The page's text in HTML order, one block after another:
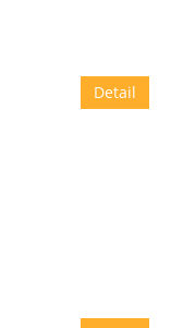
Detail